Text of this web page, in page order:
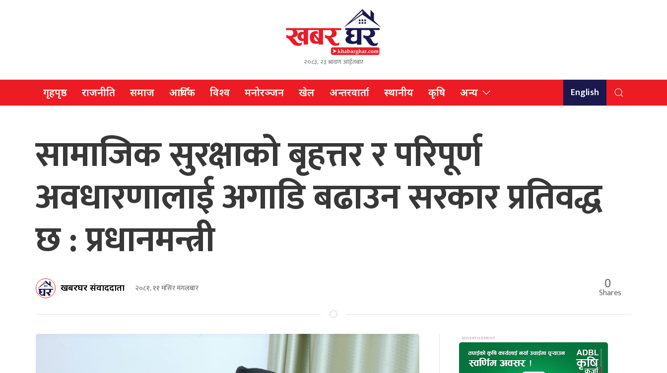
२०८३, २३ श्रावण आईतबार
गृहपृष्ठ राजनीति समाज आर्थिक विश्व मनोरञ्जन खेल अन्तरवार्ता स्थानीय कृषि अन्य English
सामाजिक सुरक्षाको बृहत्तर र परिपूर्ण
अवधारणालाई अगाडि बढाउन सरकार प्रतिवद्ध
छ : प्रधानमन्त्री
खबरघर संवाददाता २०८१, ११ मंसिर मंगलबार 0
Shares